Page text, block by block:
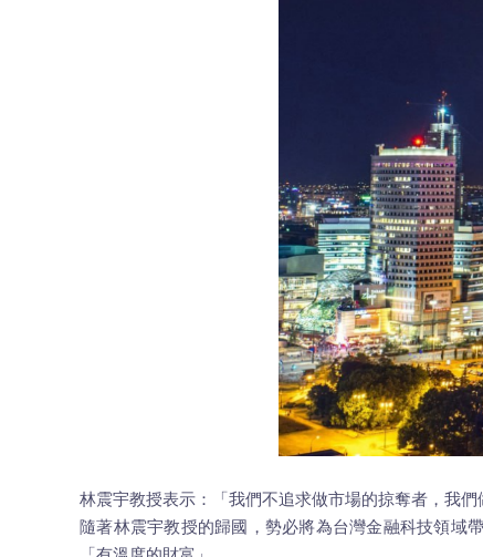
林震宇教授表示：「我們不追求做市場的掠奪者，我
隨著林震宇教授的歸國，勢必將為台灣金融科技領域